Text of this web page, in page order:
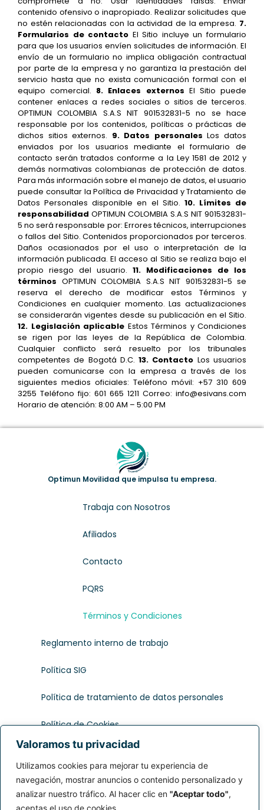
Valoramos tu privacidad
Utilizamos cookies para mejorar tu experiencia de
navegación, mostrar anuncios o contenido personalizado y
analizar nuestro tráfico. Al hacer clic en "Aceptar todo",
aceptas el uso de cookies.
contenido ofensivo o inapropiado. Realizar solicitudes que
no estén relacionadas con la actividad de la empresa. 7.
Formularios de contacto El Sitio incluye un formulario
para que los usuarios envíen solicitudes de información. El
envío de un formulario no implica obligación contractual
por parte de la empresa y no garantiza la prestación del
servicio hasta que no exista comunicación formal con el
equipo comercial. 8. Enlaces externos El Sitio puede
contener enlaces a redes sociales o sitios de terceros.
OPTIMUN COLOMBIA S.A.S NIT 901532831-5 no se hace
responsable por los contenidos, políticas o prácticas de
dichos sitios externos. 9. Datos personales Los datos
enviados por los usuarios mediante el formulario de
contacto serán tratados conforme a la Ley 1581 de 2012 y
demás normativas colombianas de protección de datos.
Para más información sobre el manejo de datos, el usuario
puede consultar la Política de Privacidad y Tratamiento de
Datos Personales disponible en el Sitio. 10. Límites de
responsabilidad OPTIMUN COLOMBIA S.A.S NIT 901532831-
5 no será responsable por: Errores técnicos, interrupciones
o fallos del Sitio. Contenidos proporcionados por terceros.
Daños ocasionados por el uso o interpretación de la
información publicada. El acceso al Sitio se realiza bajo el
propio riesgo del usuario. 11. Modificaciones de los
términos OPTIMUN COLOMBIA S.A.S NIT 901532831-5 se
reserva el derecho de modificar estos Términos y
Condiciones en cualquier momento. Las actualizaciones
se considerarán vigentes desde su publicación en el Sitio.
12. Legislación aplicable Estos Términos y Condiciones
se rigen por las leyes de la República de Colombia.
Cualquier conflicto será resuelto por los tribunales
competentes de Bogotá D.C.13. Contacto Los usuarios
pueden comunicarse con la empresa a través de los
siguientes medios oficiales: Teléfono móvil: +57 310 609
3255 Teléfono fijo: 601 665 1211 Correo: info@esivans.com
Horario de atención: 8:00 AM – 5:00 PM
Optimun Movilidad que impulsa tu empresa.
Trabaja con Nosotros
Afiliados
Contacto
PQRS
Términos y Condiciones
Reglamento interno de trabajo
Política SIG
Política de tratamiento de datos personales
Política de Cookies
Síguenos en: